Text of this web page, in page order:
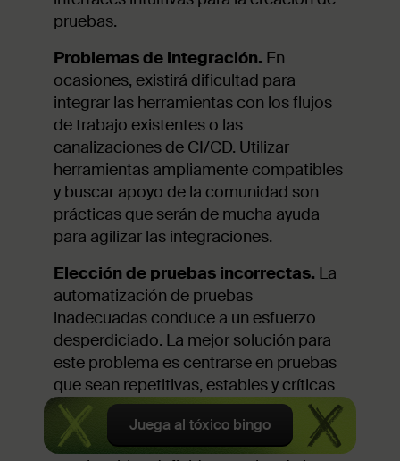
pruebas.
Problemas de integración. En
ocasiones, existirá dificultad para
integrar las herramientas con los flujos
de trabajo existentes o las
canalizaciones de CI/CD. Utilizar
herramientas ampliamente compatibles
y buscar apoyo de la comunidad son
prácticas que serán de mucha ayuda
para agilizar las integraciones.
Elección de pruebas incorrectas. La
automatización de pruebas
inadecuadas conduce a un esfuerzo
desperdiciado. La mejor solución para
este problema es centrarse en pruebas
que sean repetitivas, estables y críticas
para el proyecto.
Al seguir estos pasos y crear un plan de
Juega al tóxico bingo